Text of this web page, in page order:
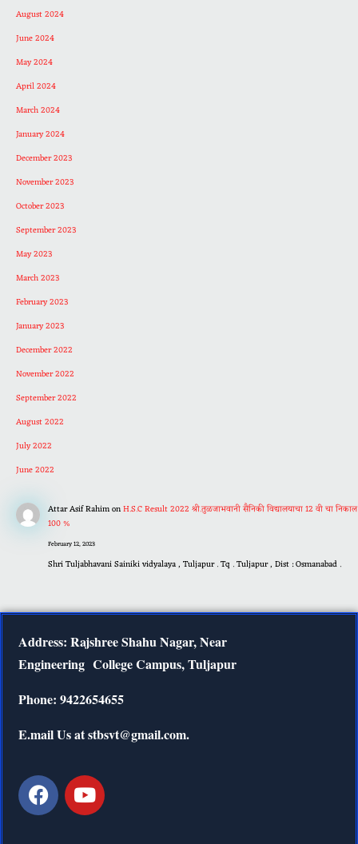
August 2024
June 2024
May 2024
April 2024
March 2024
January 2024
December 2023
November 2023
October 2023
September 2023
May 2023
March 2023
February 2023
January 2023
December 2022
November 2022
September 2022
August 2022
July 2022
June 2022
Attar Asif RahimonH.S.C Result 2022 श्री.तुळजाभवानी सैनिकी विद्यालयाचा 12 वी चा निकाल
100 %
February 12, 2023
Shri Tuljabhavani Sainiki vidyalaya , Tuljapur . Tq . Tuljapur , Dist : Osmanabad .
Address: Rajshree Shahu Nagar, Near
Engineering College Campus, Tuljapur
Phone: 9422654655
E.mail Us at stbsvt@gmail.com.